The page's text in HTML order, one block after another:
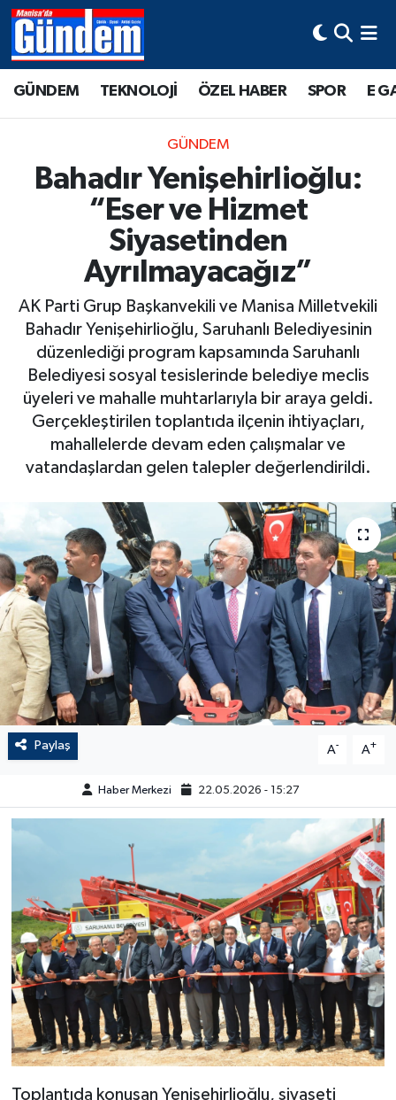
GÜNDEM TEKNOLOJİ ÖZEL HABER SPOR E
GÜNDEM
Bahadır Yenişehirlioğlu:
“Eser ve Hizmet
Siyasetinden
Ayrılmayacağız”
AK Parti Grup Başkanvekili ve Manisa Milletvekili
Bahadır Yenişehirlioğlu, Saruhanlı Belediyesinin
düzenlediği program kapsamında Saruhanlı
Belediyesi sosyal tesislerinde belediye meclis
üyeleri ve mahalle muhtarlarıyla bir araya geldi.
Gerçekleştirilen toplantıda ilçenin ihtiyaçları,
mahallelerde devam eden çalışmalar ve
vatandaşlardan gelen talepler değerlendirildi.
Paylaş A- A+
Haber Merkezi 22.05.2026 - 15:27
Toplantıda konuşan Yenişehirlioğlu, siyaseti
Manisa Hava Durumu
Tüm Manşetler
Son Dakika Haberleri